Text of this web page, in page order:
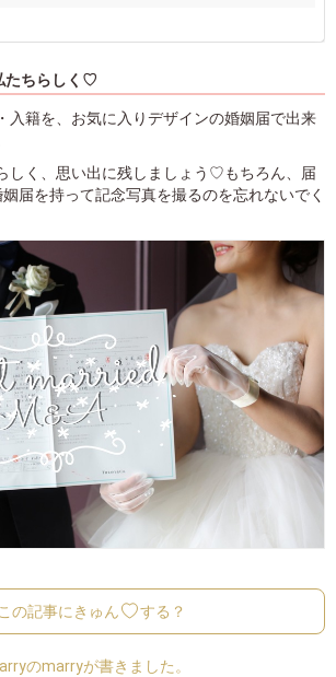
たちらしく♡
入籍を、お気に入りデザインの婚姻届で出来
しく、思い出に残しましょう♡もちろん、届
届を持って記念写真を撮るのを忘れないでく
この記事にきゅん する？
のmarryが書きました。